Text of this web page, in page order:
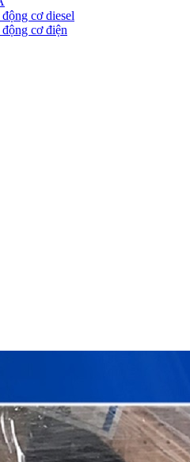
cơ diesel
cơ điện